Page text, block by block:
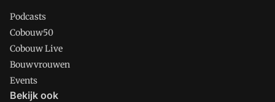
Podcasts
Cobouw50
Cobouw Live
Bouwvrouwen
Events
Bekijk ook